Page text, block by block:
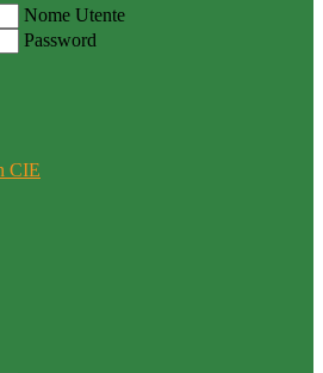
Nome Utente
Password
CIE